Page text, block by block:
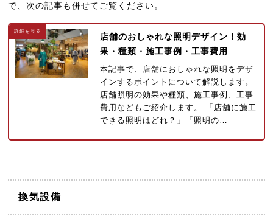
で、次の記事も併せてご覧ください。
店舗のおしゃれな照明デザイン！効
果・種類・施工事例・工事費用
本記事で、店舗におしゃれな照明をデザ
インするポイントについて解説します。
店舗照明の効果や種類、施工事例、工事
費用などもご紹介します。 「店舗に施工
できる照明はどれ？」「照明の…
換気設備